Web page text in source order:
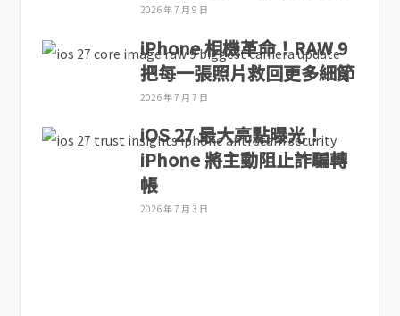
2026 年 7 月 9 日
iPhone 相機革命！RAW 9
把每一張照片救回更多細節
2026 年 7 月 7 日
iOS 27 最大亮點曝光！
iPhone 將主動阻止詐騙轉
帳
2026 年 7 月 3 日